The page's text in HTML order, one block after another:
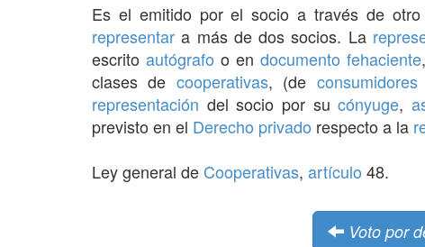
Es el emitido por el socio a través de
representar a más de dos socios. La
escrito autógrafo o en documento fehaciente
clases de cooperativas, (de consumidores
representación del socio por sucónyuge,
previsto en el Derecho privado respecto a la
Ley general de Cooperativas, artículo 48.
Voto por